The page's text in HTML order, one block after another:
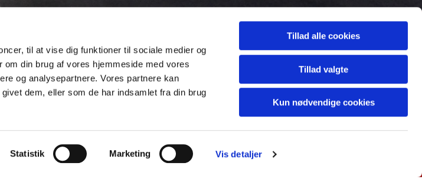
til at vise dig funktioner til sociale medier og
din brug af vores hjemmeside med vores
og analysepartnere. Vores partnere kan
dem, eller som de har indsamlet fra din brug
Statistik Marketing Vis detaljer
Tillad alle cookies
Tillad valgte
Kun nødvendige cookies
Kontakt